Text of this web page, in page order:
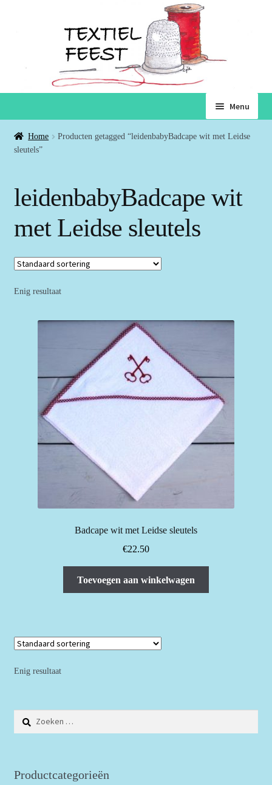
naar
navigatie
de
inhoud
Menu
Home
Winkelmand
Voorwaarden
Over ons
Home
Producten getagged “leidenbabyBadcape wit met Leidse
sleutels”
leidenbabyBadcape wit
met Leidse sleutels
Enig resultaat
Badcape wit met Leidse sleutels
€22.50
Toevoegen aan winkelwagen
Enig resultaat
naar:
Productcategorieën